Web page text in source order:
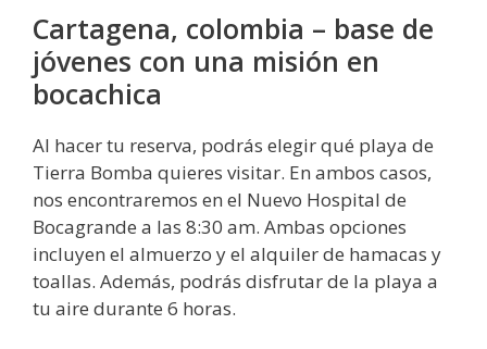
Cartagena, colombia – base de
jóvenes con una misión en
bocachica
Al hacer tu reserva, podrás elegir qué playa de
Tierra Bomba quieres visitar. En ambos casos,
nos encontraremos en el Nuevo Hospital de
Bocagrande a las 8:30 am. Ambas opciones
incluyen el almuerzo y el alquiler de hamacas y
toallas. Además, podrás disfrutar de la playa a
tu aire durante 6 horas.